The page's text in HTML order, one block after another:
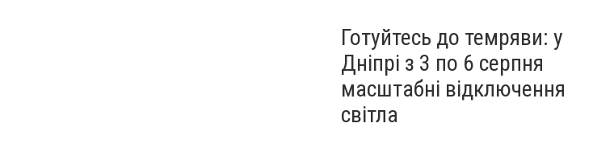
Готуйтесь до темряви: у
Дніпрі з 3 по 6 серпня
масштабні відключення
світла